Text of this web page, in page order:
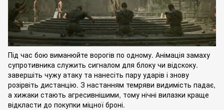
Під час бою виманюйте ворогів по одному. Анімація замаху
супротивника служить сигналом для блоку чи відскоку.
завершіть чужу атаку та нанесіть пару ударів і знову
розірвіть дистанцію. З настанням темряви видимість падає,
а хижаки стають агресивнішими, тому нічні вилазки краще
відкласти до покупки міцної броні.